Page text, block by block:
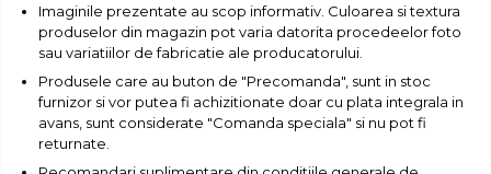
Capsator Manual
Poansoane Cifre & Litere
Bormasina
Nicovala fierarie
Imaginile prezentate au scop informativ. Culoarea si textura
produselor din magazin pot varia datorita procedeelor foto
sau variatiilor de fabricatie ale producatorului.
Produsele care au buton de "Precomanda", sunt in stoc
furnizor si vor putea fi achizitionate doar cu plata integrala in
avans, sunt considerate "Comanda speciala" si nu pot fi
returnate.